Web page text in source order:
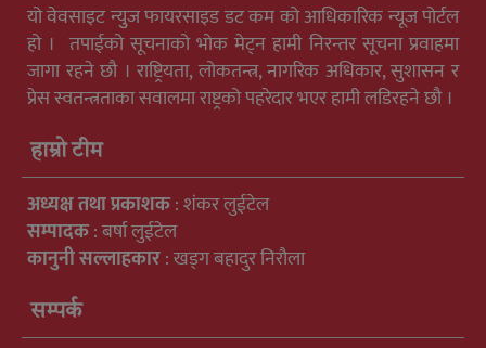
यो वेवसाइट न्युुज फायरसाइड डट कम को आधिकारिक न्यूज पोर्टल
हो । तपाईको सूचनाको भोक मेट्न हामी निरन्तर सूचना प्रवाहमा
जागा रहने छौ । राष्ट्रियता, लोकतन्त्र, नागरिक अधिकार, सुशासन र
प्रेस स्वतन्त्रताका सवालमा राष्ट्रको पहरेदार भएर हामी लडिरहने छौ ।
हाम्रो टीम
अध्यक्ष तथा प्रकाशक: शंकर लुईटेल
सम्पादक: बर्षा लुईटेल
कानुनी सल्लाहकार: खड्ग बहादुर निरौला
सम्पर्क